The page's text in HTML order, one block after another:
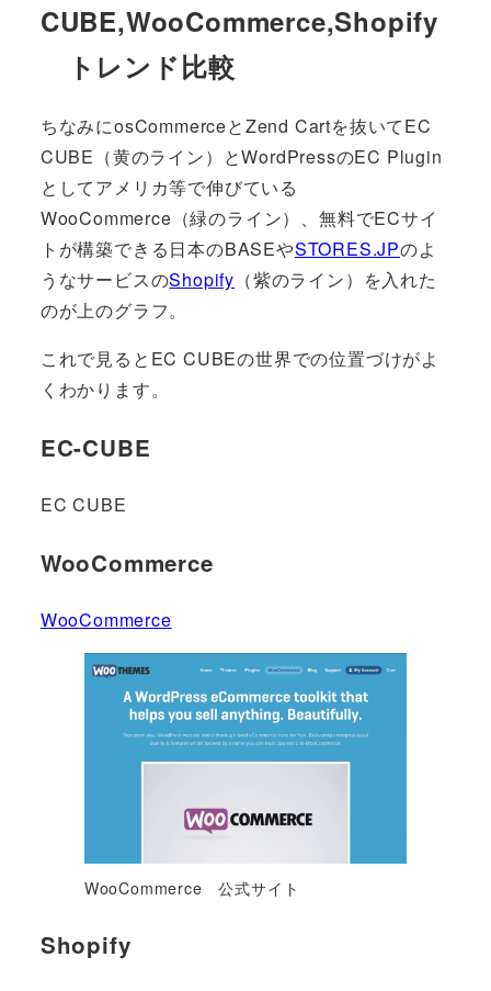
CUBE,WooCommerce,Shopify
トレンド比較
ちなみにosCommerceとZend Cartを抜いてEC
CUBE（黄のライン）とWordPressのEC Plugin
としてアメリカ等で伸びている
WooCommerce（緑のライン）、無料でECサイ
トが構築できる日本のBASEやSTORES.JPのよ
うなサービスのShopify （紫のライン）を入れた
のが上のグラフ。
これで見るとEC CUBEの世界での位置づけがよ
くわかります。
EC-CUBE
EC CUBE
WooCommerce
WooCommerce
WooCommerce 公式サイト
Shopify